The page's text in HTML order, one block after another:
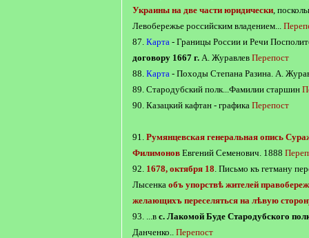
Украины на две части юридически,
Левобережье российским владением...
87. Карта - Границы России и Речи
договору 1667 г. А. Журавлев Перепост
88. Карта - Походы Степана Разина. А.
89. Стародубский полк...Фамилии старшин
90. Казацкий кафтан - графика Перепост
91. Румянцевская генеральная опись
Филимонов Евгений Семенович. 1888
92. 1678, октября 18. Письмо къ гетману
Лысенка объ упорствѣ жителей
желающихъ переселяться на лѣвую
93. ...в с. Лакомой Буде Стародубского
Данченко.. Перепост